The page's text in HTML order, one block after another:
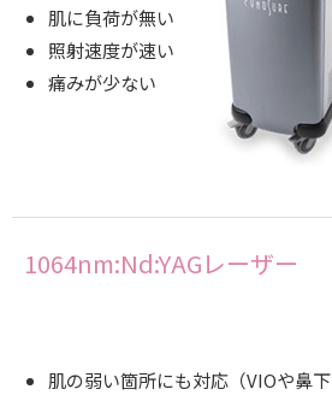
肌に負荷が無い
照射速度が速い
痛みが少ない
1064nm:Nd:YAGレーザー
肌の弱い箇所にも対応（VIOや鼻下